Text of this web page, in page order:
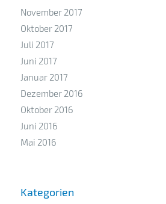
November 2017
Oktober 2017
Juli 2017
Juni 2017
Januar 2017
Dezember 2016
Oktober 2016
Juni 2016
Mai 2016
Kategorien